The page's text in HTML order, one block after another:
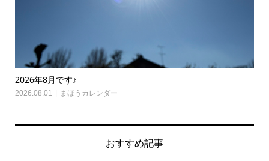
2026年8月です♪
2026.08.01 まほうカレンダー
おすすめ記事